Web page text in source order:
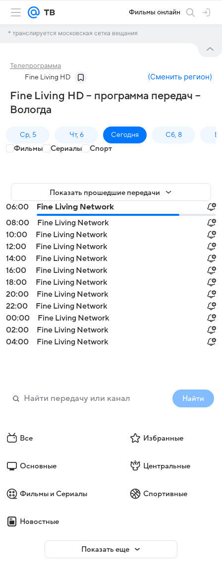
Фильмы онлайн
* транслируется московская сетка вещания
Телепрограмма
Fine Living HD (Сменить регион)
Fine Living HD – программа передач –
Вологда
Ср, 5 Чт, 6 Сегодня Сб, 8
Фильмы Сериалы Спорт
Показать прошедшие передачи
06:00
Fine Living Network
08:00
Fine Living Network
10:00
Fine Living Network
12:00
Fine Living Network
14:00
Fine Living Network
16:00
Fine Living Network
18:00
Fine Living Network
20:00
Fine Living Network
22:00
Fine Living Network
00:00
Fine Living Network
02:00
Fine Living Network
04:00
Fine Living Network
Найти
Все Избранные
Основные Центральные
Фильмы и Сериалы Спортивные
Новостные
Показать еще